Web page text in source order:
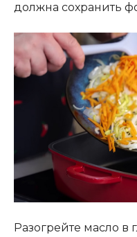
должна сохранить
Разогрейте масло в